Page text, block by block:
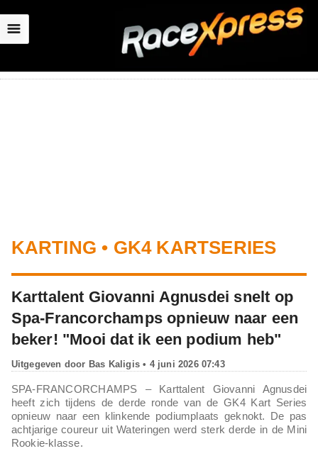
☰
KARTING • GK4 KARTSERIES
Karttalent Giovanni Agnusdei snelt op
Spa-Francorchamps opnieuw naar een
beker! "Mooi dat ik een podium heb"
Uitgegeven door Bas Kaligis• 4 juni 2026 07:43
SPA-FRANCORCHAMPS – Karttalent Giovanni Agnusdei
heeft zich tijdens de derde ronde van de GK4 Kart Series
opnieuw naar een klinkende podiumplaats geknokt. De pas
achtjarige coureur uit Wateringen werd sterk derde in de Mini
Rookie-klasse.